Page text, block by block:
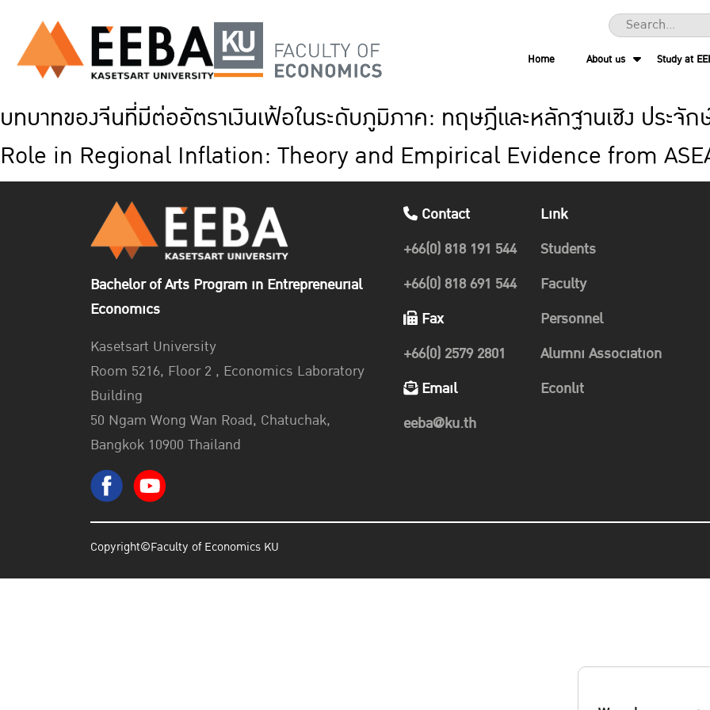
Home About us Study at
บทบาทของจีนที่มีต่ออัตราเงินเฟ้อในระดับภูมิภาค: ทฤษฎีและหลักฐานเชิง ประจั
Role in Regional Inflation: Theory and Empirical Evidence from
Bachelor of Arts Program in Entrepreneurial
Economics
Kasetsart University
Room 5216, Floor 2 , Economics Laboratory
Building
50 Ngam Wong Wan Road, Chatuchak,
Bangkok 10900 Thailand
Contact
+66(0) 818 191 544
+66(0) 818 691 544
Fax
+66(0) 2579 2801
Email
eeba@ku.th
Link
Students
Faculty
Personnel
Alumni Association
Econlit
Copyright©Faculty of Economics KU